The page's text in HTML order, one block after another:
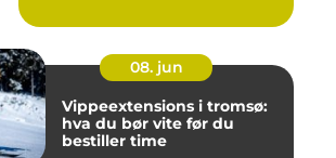
08. jun
Vippeextensions i tromsø:
hva du bør vite før du
bestiller time